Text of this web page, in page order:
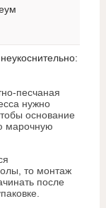
песчаная
нужно
основание
марочную
то монтаж
после